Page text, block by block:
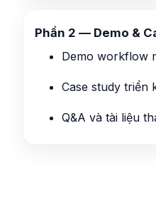
Phần 2 — Demo &
Demo workflow
Case study triển
Q&A và tài liệu